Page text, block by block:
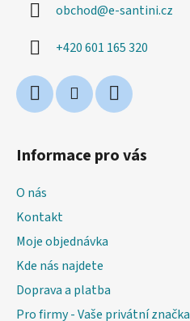
obchod@e-santini.cz
+420 601 165 320
Informace pro vás
O nás
Kontakt
Moje objednávka
Kde nás najdete
Doprava a platba
Pro firmy - Vaše privátní značka